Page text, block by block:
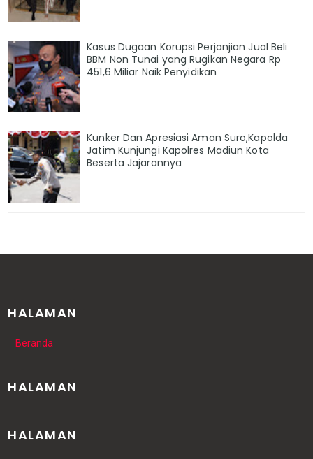
Kasus Dugaan Korupsi Perjanjian Jual Beli
BBM Non Tunai yang Rugikan Negara Rp
451,6 Miliar Naik Penyidikan
Kunker Dan Apresiasi Aman Suro,Kapolda
Jatim Kunjungi Kapolres Madiun Kota
Beserta Jajarannya
HALAMAN
Beranda
HALAMAN
HALAMAN